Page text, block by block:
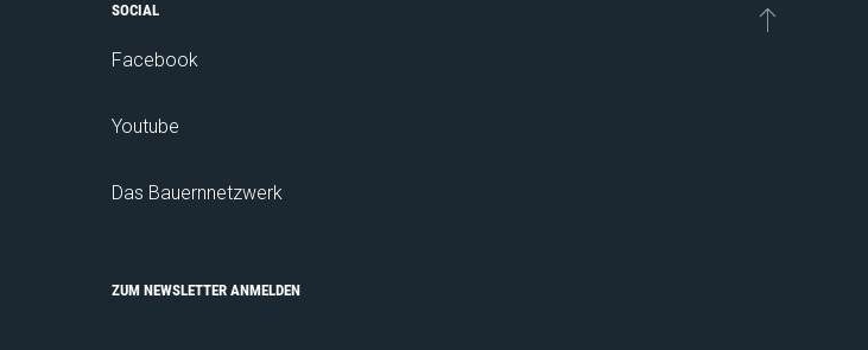
SOCIAL
Facebook
Youtube
Das Bauernnetzwerk
ZUM NEWSLETTER ANMELDEN